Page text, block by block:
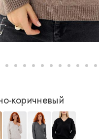
коричневый